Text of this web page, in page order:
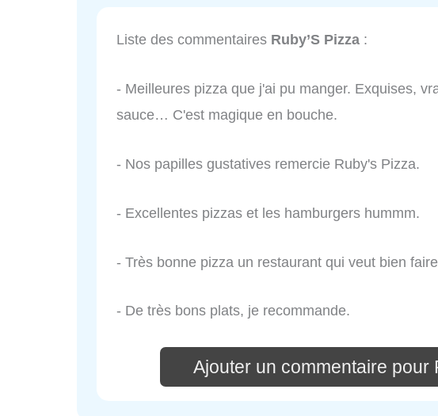
Liste des commentaires Ruby’S Pizza :
- Meilleures pizza que j'ai pu manger. Exquises,
sauce… C'est magique en bouche.
- Nos papilles gustatives remercie Ruby's Pizza.
- Excellentes pizzas et les hamburgers hummm.
- Très bonne pizza un restaurant qui veut bien
- De très bons plats, je recommande.
Ajouter un commentaire pour